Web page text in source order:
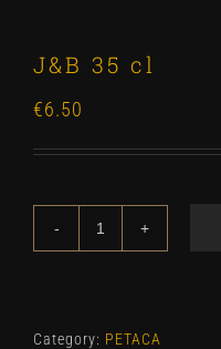
J&B 35 cl
€6.50
quantity
Category: PETACA